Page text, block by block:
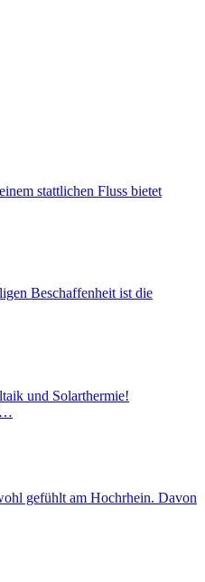
stattlichen Fluss bietet
Beschaffenheit ist die
und Solarthermie!
gefühlt am Hochrhein. Davon